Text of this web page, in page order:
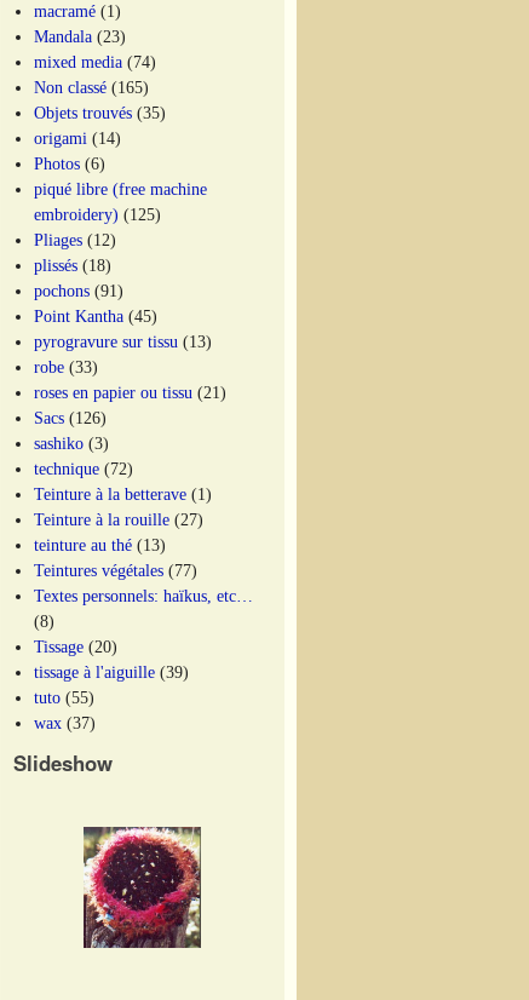
macramé (1)
Mandala (23)
mixed media (74)
Non classé (165)
Objets trouvés (35)
origami (14)
Photos (6)
piqué libre (free machine
embroidery) (125)
Pliages (12)
plissés (18)
pochons (91)
Point Kantha (45)
pyrogravure sur tissu (13)
robe (33)
roses en papier ou tissu (21)
Sacs (126)
sashiko (3)
technique (72)
Teinture à la betterave (1)
Teinture à la rouille (27)
teinture au thé (13)
Teintures végétales (77)
Textes personnels: haïkus, etc…
(8)
Tissage (20)
tissage à l'aiguille (39)
tuto (55)
wax (37)
Slideshow